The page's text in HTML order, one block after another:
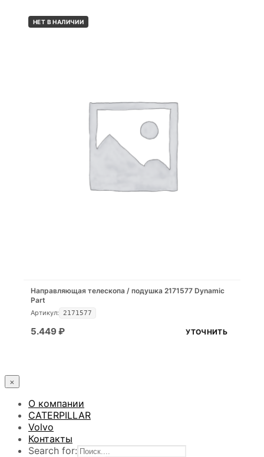
НЕТ В НАЛИЧИИ
Направляющая телескопа / подушка 2171577 Dynamic
Part
Артикул: 2171577
5.449 ₽ УТОЧНИТЬ
×
О компании
CATERPILLAR
Volvo
Контакты
Search for: